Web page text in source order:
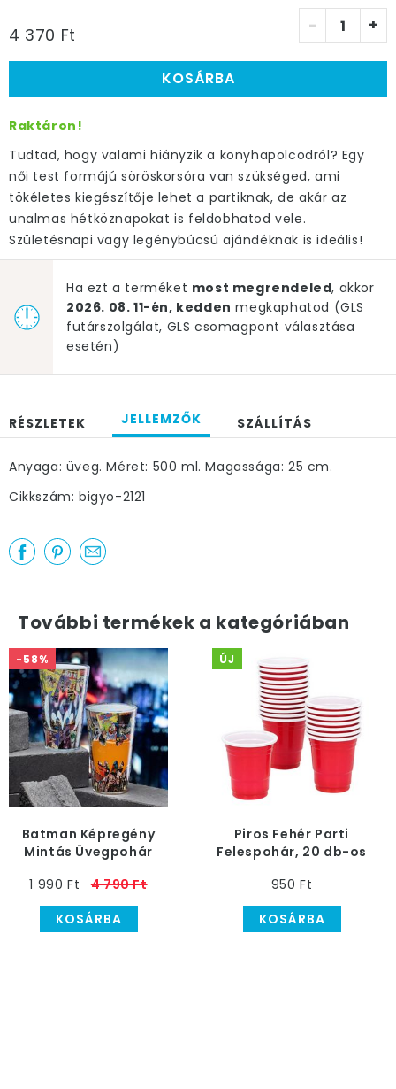
4 370 Ft - +
KOSÁRBA
Raktáron!
Tudtad, hogy valami hiányzik a konyhapolcodról? Egy
női test formájú söröskorsóra van szükséged, ami
tökéletes kiegészítője lehet a partiknak, de akár az
unalmas hétköznapokat is feldobhatod vele.
Születésnapi vagy legénybúcsú ajándéknak is ideális!
Ha ezt a terméket most megrendeled, akkor
2026. 08. 11-én, kedden megkaphatod (GLS
futárszolgálat, GLS csomagpont választása
esetén)
RÉSZLETEK JELLEMZŐK SZÁLLÍTÁS
Anyaga: üveg. Méret: 500 ml. Magassága: 25 cm.
Cikkszám: bigyo-2121
További termékek a kategóriában
-58%
Batman Képregény
Mintás Üvegpohár
1 990 Ft
4 790 Ft
KOSÁRBA
ÚJ
Piros Fehér Parti
Felespohár, 20 db-os
950 Ft
KOSÁRBA